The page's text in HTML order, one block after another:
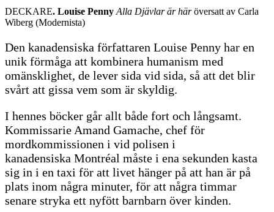
DECKARE. Louise Penny Alla Djävlar är häröversatt av Carla
Wiberg (Modernista)
Den kanadensiska författaren Louise Penny har en
unik förmåga att kombinera humanism med
omänsklighet, de lever sida vid sida, så att det blir
svårt att gissa vem som är skyldig.
I hennes böcker går allt både fort och långsamt.
Kommissarie Amand Gamache, chef för
mordkommissionen i vid polisen i
kanadensiska Montréal måste i ena sekunden kasta
sig in i en taxi för att livet hänger på att han är på
plats inom några minuter, för att några timmar
senare stryka ett nyfött barnbarn över kinden.